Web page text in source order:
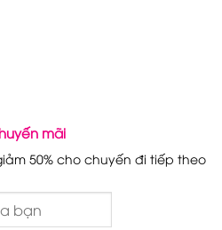
mãi
50% cho chuyến đi tiếp theo